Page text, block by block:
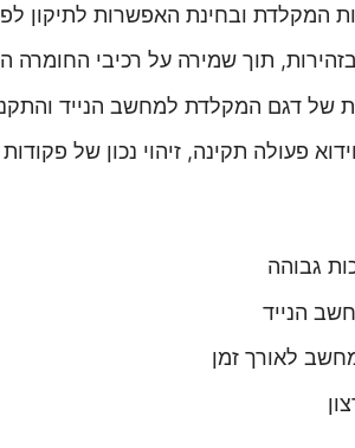
המקלדת ובחינת האפשרות לתיקון
תוך שמירה על רכיבי החומרה
של דגם המקלדת למחשב הנייד
פעולה תקינה, זיהוי נכון של
גבוהה
הנייד
לאורך זמן